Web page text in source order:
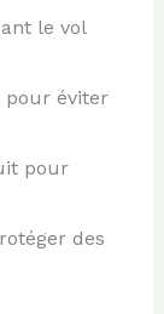
le vol
pour éviter
pour
des